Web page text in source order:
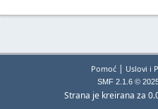
Pomoć| Uslovi i
SMF 2.1.6 ©
Strana je kreirana za